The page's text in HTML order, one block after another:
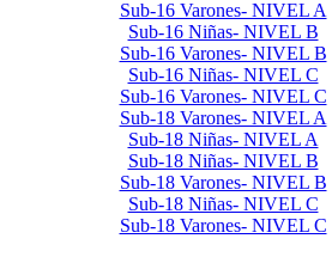
Sub-16 Varones- NIVEL A
Sub-16 Niñas- NIVEL B
Sub-16 Varones- NIVEL B
Sub-16 Niñas- NIVEL C
Sub-16 Varones- NIVEL C
Sub-18 Varones- NIVEL A
Sub-18 Niñas- NIVEL A
Sub-18 Niñas- NIVEL B
Sub-18 Varones- NIVEL B
Sub-18 Niñas- NIVEL C
Sub-18 Varones- NIVEL C